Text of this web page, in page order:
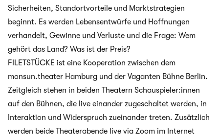
Sicherheiten, Standortvorteile und Marktstrategien
beginnt. Es werden Lebensentwürfe und Hoffnungen
verhandelt, Gewinne und Verluste und die Frage: Wem
gehört das Land? Was ist der Preis?
FILETSTÜCKE ist eine Kooperation zwischen dem
monsun.theater Hamburg und der Vaganten Bühne Berlin.
Zeitgleich stehen in beiden Theatern Schauspieler:innen
auf den Bühnen, die live einander zugeschaltet werden, in
Interaktion und Widerspruch zueinander treten. Zusätzlich
werden beide Theaterabende live via Zoom im Internet